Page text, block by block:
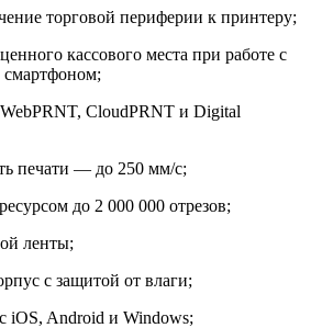
торговой периферии к принтеру;
кассового места при работе с
CloudPRNT и Digital
печати — до 250 мм/с;
до 2 000 000 отрезов;
ленты;
с защитой от влаги;
iOS, Android и Windows;